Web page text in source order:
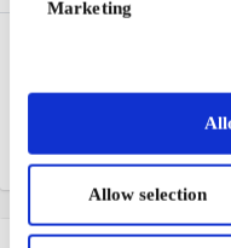
Marketing
Allow selection
Gavebillett til kino - gi bort
Fra 100 kr